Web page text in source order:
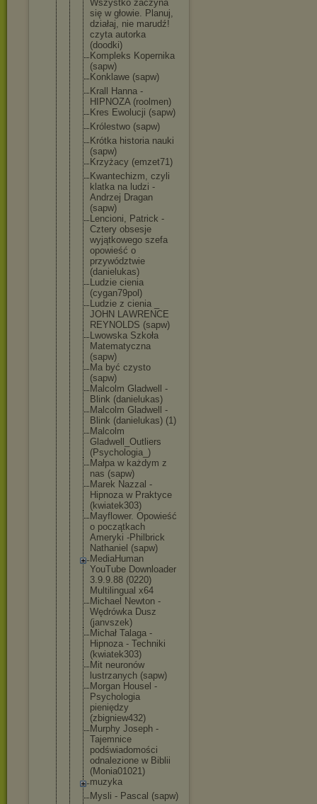
Wszystko zaczyna
się w głowie. Planuj,
działaj, nie marudź!
czyta autorka
(doodki)
Kompleks Kopernika
(sapw)
Konklawe (sapw)
Krall Hanna -
HIPNOZA (roolmen)
Kres Ewolucji (sapw)
Królestwo (sapw)
Krótka historia nauki
(sapw)
Krzyżacy (emzet71)
Kwantechizm, czyli
klatka na ludzi -
Andrzej Dragan
(sapw)
Lencioni, Patrick -
Cztery obsesje
wyjątkowego szefa
opowieść o
przywództwie
(danielukas)
Ludzie cienia
(cygan79pol )
Ludzie z cienia _
JOHN LAWRENCE
REYNOLDS (sapw)
Lwowska Szkoła
Matematyczna
(sapw)
Ma być czysto
(sapw)
Malcolm Gladwell -
Blink (danielukas)
Malcolm Gladwell -
Blink (danielukas) (1)
Malcolm
Gladwell_Outliers
(Psychologia_)
Małpa w każdym z
nas (sapw)
Marek Nazzal -
Hipnoza w Praktyce
(kwiatek303)
Mayflower. Opowieść
o początkach
Ameryki -Philbrick
Nathaniel (sapw)
MediaHuman
YouTube Downloader
3.9.9.88 (0220)
Multilingua l x64
Michael Newton -
Wędrówka Dusz
(janvszek)
Michał Talaga -
Hipnoza - Techniki
(kwiatek303)
Mit neuronów
lustrzanych (sapw)
Morgan Housel -
Psychologia
pieniędzy
(zbigniew432)
Murphy Joseph -
Tajemnice
podświadomości
odnalezione w Biblii
(Monia01021)
muzyka
Mysli - Pascal (sapw)